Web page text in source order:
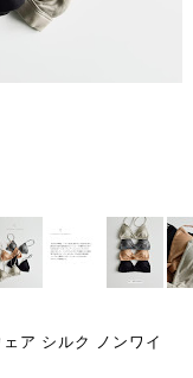
ア シルク ノンワイ